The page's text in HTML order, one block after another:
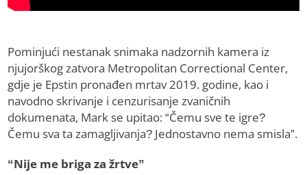
Pominjući nestanak snimaka nadzornih kamera iz
njujorškog zatvora Metropolitan Correctional Center,
gdje je Epstin pronađen mrtav 2019. godine, kao i
navodno skrivanje i cenzurisanje zvaničnih
dokumenata, Mark se upitao: “Čemu sve te igre?
Čemu sva ta zamagljivanja? Jednostavno nema smisla”.
“Nije me briga za žrtve”